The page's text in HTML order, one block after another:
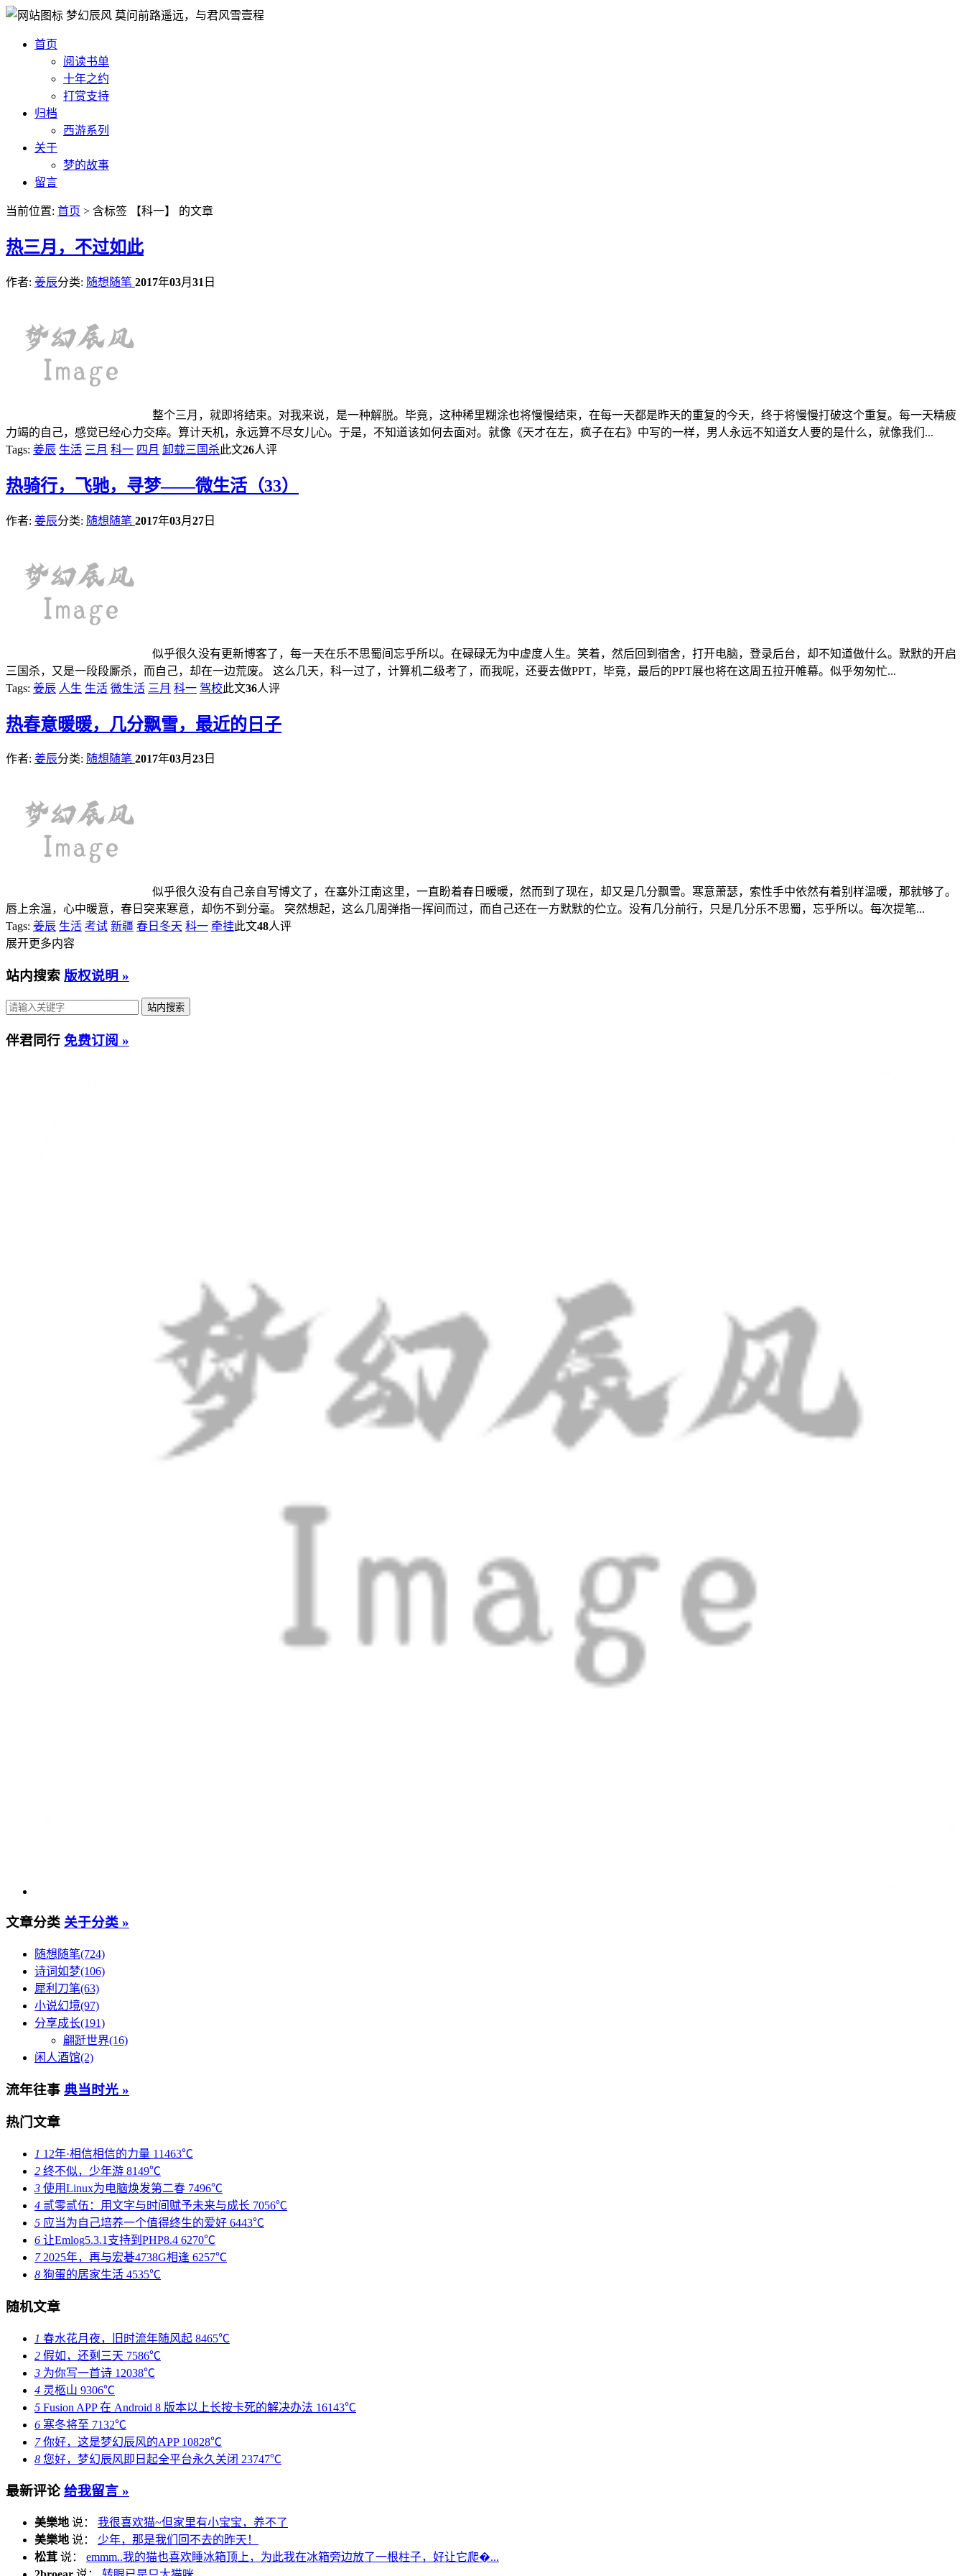
梦幻辰风 莫问前路遥远，与君风雪壹程
首页
阅读书单
十年之约
打赏支持
归档
西游系列
关于
梦的故事
留言
当前位置: 首页 > 含标签 【科一】 的文章
热三月，不过如此
作者: 姜辰分类: 随想随笔 2017年03月 31 日
整个三月，就即将结束。对我来说，是一种解脱。毕竟，这种稀里糊涂也将慢慢结束，在每一天都是昨天的重复的今天，终于将慢慢打破这个重复。每一天精疲
力竭的自己，感觉已经心力交瘁。算计天机，永远算不尽女儿心。于是，不知道该如何去面对。就像《天才在左，疯子在右》中写的一样，男人永远不知道女人要的是什么，就像我们...
Tags: 姜辰 生活 三月 科一 四月 卸载三国杀此文26人评
热骑行，飞驰，寻梦——微生活（33）
作者: 姜辰分类: 随想随笔 2017年03月 27 日
似乎很久没有更新博客了，每一天在乐不思蜀间忘乎所以。在碌碌无为中虚度人生。笑着，然后回到宿舍，打开电脑，登录后台，却不知道做什么。默默的开启
三国杀，又是一段段厮杀，而自己，却在一边荒废。 这么几天，科一过了，计算机二级考了，而我呢，还要去做PPT，毕竟，最后的PPT展也将在这周五拉开帷幕。似乎匆匆忙...
Tags: 姜辰 人生 生活 微生活 三月 科一 驾校此文36人评
热春意暖暖，几分飘雪，最近的日子
作者: 姜辰分类: 随想随笔 2017年03月 23 日
似乎很久没有自己亲自写博文了，在塞外江南这里，一直盼着春日暖暖，然而到了现在，却又是几分飘雪。寒意萧瑟，索性手中依然有着别样温暖，那就够了。
唇上余温，心中暖意，春日突来寒意，却伤不到分毫。 突然想起，这么几周弹指一挥间而过，而自己还在一方默默的伫立。没有几分前行，只是几分乐不思蜀，忘乎所以。每次提笔...
Tags: 姜辰 生活 考试 新疆 春日冬天 科一 牵挂此文48人评
展开更多内容
站内搜索 版权说明 »
伴君同行 免费订阅 »
文章分类 关于分类 »
随想随笔(724)
诗词如梦(106)
犀利刀笔(63)
小说幻境(97)
分享成长(191)
翩跹世界(16)
闲人酒馆(2)
流年往事 典当时光 »
热门文章
1 12年·相信相信的力量 11463℃
2 终不似，少年游 8149℃
3 使用Linux为电脑焕发第二春 7496℃
4 贰零贰伍：用文字与时间赋予未来与成长 7056℃
5 应当为自己培养一个值得终生的爱好 6443℃
6 让Emlog5.3.1支持到PHP8.4 6270℃
72025年，再与宏碁4738G相逢 6257℃
8 狗蛋的居家生活 4535℃
随机文章
1 春水花月夜，旧时流年随风起 8465℃
2 假如，还剩三天 7586℃
3 为你写一首诗 12038℃
4 灵柩山 9306℃
5 Fusion APP 在 Android 8 版本以上长按卡死的解决办法 16143℃
6 寒冬将至 7132℃
7你好，这是梦幻辰风的APP 10828℃
8 您好，梦幻辰风即日起全平台永久关闭 23747℃
最新评论 给我留言 »
美樂地 说： 我很喜欢猫~但家里有小宝宝，养不了
美樂地 说： 少年，那是我们回不去的昨天！
松茸 说： emmm..我的猫也喜欢睡冰箱顶上，为此我在冰箱旁边放了一根柱子，好让它爬�...